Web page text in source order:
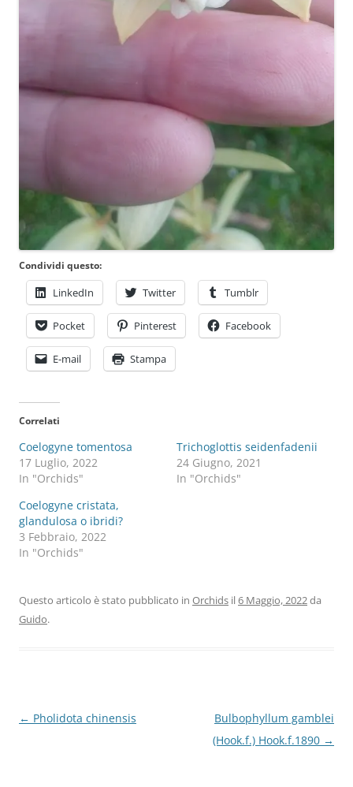
Condividi questo:
LinkedIn Twitter Tumblr
Pocket Pinterest Facebook
E-mail Stampa
Correlati
Coelogyne tomentosa
17 Luglio, 2022
In "Orchids"
Trichoglottis seidenfadenii
24 Giugno, 2021
In "Orchids"
Coelogyne cristata,
glandulosa o ibridi?
3 Febbraio, 2022
In "Orchids"
Questo articolo è stato pubblicato in Orchids il6 Maggio, 2022da
Guido.
Navigazione
← Pholidota chinensis
Bulbophyllum gamblei
(Hook.f.) Hook.f.1890 →